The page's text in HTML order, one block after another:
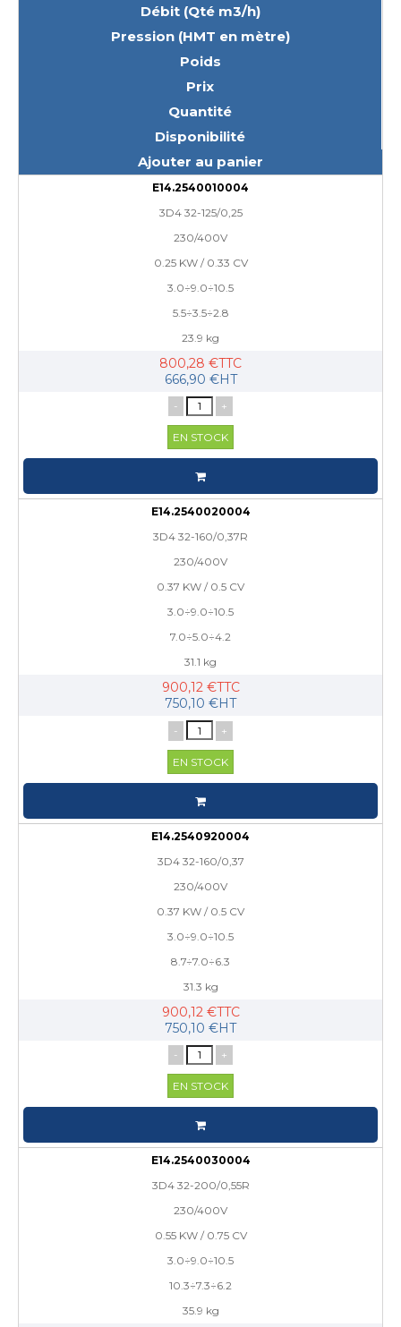
Débit (Qté m3/h)
Pression (HMT en mètre)
Poids
Prix
Quantité
Disponibilité
Ajouter au panier
E14.2540010004
3D4 32-125/0,25
230/400V
0.25 KW / 0.33 CV
3.0÷9.0÷10.5
5.5÷3.5÷2.8
23.9 kg
800,28 €TTC
666,90 €HT
- +
EN STOCK
E14.2540020004
3D4 32-160/0,37R
230/400V
0.37 KW / 0.5 CV
3.0÷9.0÷10.5
7.0÷5.0÷4.2
31.1 kg
900,12 €TTC
750,10 €HT
- +
EN STOCK
E14.2540920004
3D4 32-160/0,37
230/400V
0.37 KW / 0.5 CV
3.0÷9.0÷10.5
8.7÷7.0÷6.3
31.3 kg
900,12 €TTC
750,10 €HT
- +
EN STOCK
E14.2540030004
3D4 32-200/0,55R
230/400V
0.55 KW / 0.75 CV
3.0÷9.0÷10.5
10.3÷7.3÷6.2
35.9 kg